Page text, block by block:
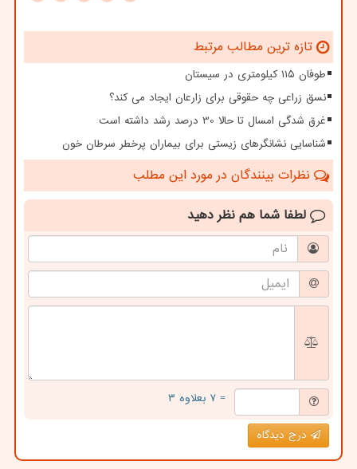
تازه ترین مطالب مرتبط
طوفان ۱۱۵ کیلومتری در سیستان
نسق زراعی چه حقوقی برای زارعان ایجاد می کند؟
غرق شدگی امسال تا حالا 30 درصد رشد داشته است
شناسایی نشانگرهای زیستی برای بیماران پرخطر سرطان خون
نظرات بینندگان در مورد این مطلب
لطفا شما هم نظر دهید
= ۷ بعلاوه ۳
درج دیدگاه